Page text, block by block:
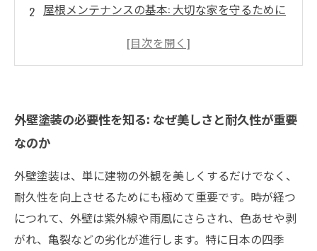
屋根メンテナンスの基本: 大切な家を守るために
メンテナンスを怠った結果: 劣化がもたらす深刻
快適な住環境を実現するために: メンテナンスの
具体的なポイント
建物の価値を守る: 定期的なメンテナンスの重要
性
外壁と屋根を長持ちさせる秘訣: これからのメン
テナンス活動に役立てよう
外壁塗装の必要性を知る: なぜ美しさと耐久性が重要
なのか
外壁塗装は、単に建物の外観を美しくするだけでなく、
耐久性を向上させるためにも極めて重要です。時が経つ
につれて、外壁は紫外線や雨風にさらされ、色あせや剥
がれ、亀裂などの劣化が進行します。特に日本の四季